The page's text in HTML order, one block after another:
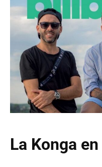
La Konga